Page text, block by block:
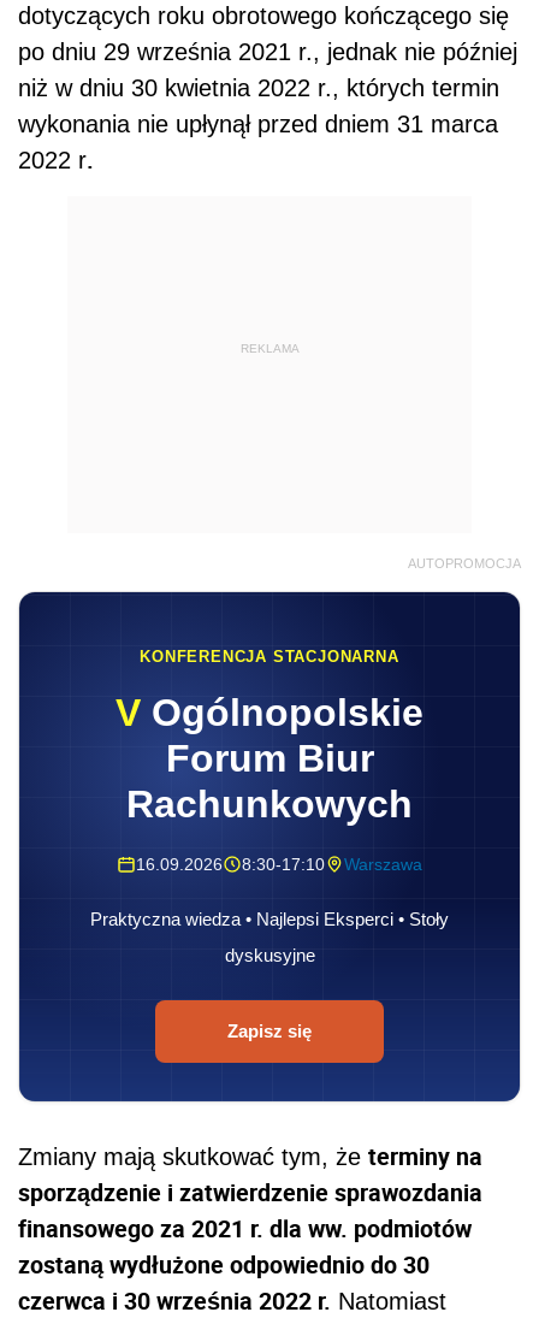
dotyczących roku obrotowego kończącego się
po dniu 29 września 2021 r., jednak nie później
niż w dniu 30 kwietnia 2022 r., których termin
wykonania nie upłynął przed dniem 31 marca
2022 r.
REKLAMA
AUTOPROMOCJA
KONFERENCJA STACJONARNA
V Ogólnopolskie
Forum Biur
Rachunkowych
16.09.2026 8:30-17:10 Warszawa
Praktyczna wiedza • Najlepsi Eksperci • Stoły
dyskusyjne
Zapisz się
Zmiany mają skutkować tym, że terminy na
sporządzenie i zatwierdzenie sprawozdania
finansowego za 2021 r. dla ww. podmiotów
zostaną wydłużone odpowiednio do 30
czerwca i 30 września 2022 r. Natomiast